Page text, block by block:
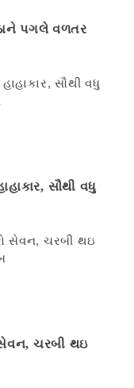
પગલે વળતર
સૌથી વધુ
ચરબી થઇ